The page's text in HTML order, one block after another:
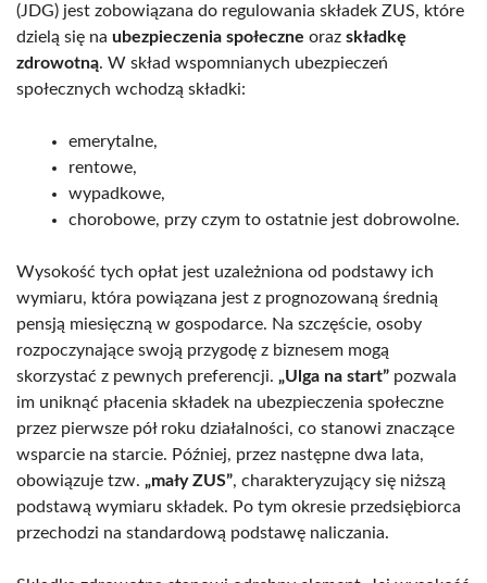
(JDG) jest zobowiązana do regulowania składek ZUS, które
dzielą się na ubezpieczenia społeczne oraz składkę
zdrowotną. W skład wspomnianych ubezpieczeń
społecznych wchodzą składki:
emerytalne,
rentowe,
wypadkowe,
chorobowe, przy czym to ostatnie jest dobrowolne.
Wysokość tych opłat jest uzależniona od podstawy ich
wymiaru, która powiązana jest z prognozowaną średnią
pensją miesięczną w gospodarce. Na szczęście, osoby
rozpoczynające swoją przygodę z biznesem mogą
skorzystać z pewnych preferencji. „Ulga na start” pozwala
im uniknąć płacenia składek na ubezpieczenia społeczne
przez pierwsze pół roku działalności, co stanowi znaczące
wsparcie na starcie. Później, przez następne dwa lata,
obowiązuje tzw. „mały ZUS”, charakteryzujący się niższą
podstawą wymiaru składek. Po tym okresie przedsiębiorca
przechodzi na standardową podstawę naliczania.